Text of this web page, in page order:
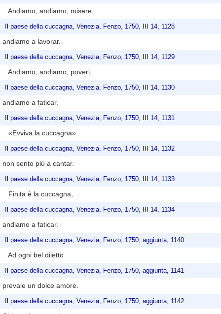
Andiamo, andiamo, misere,
Il paese della cuccagna, Venezia, Fenzo, 1750, III 14, 1128
andiamo a lavorar.
Il paese della cuccagna, Venezia, Fenzo, 1750, III 14, 1129
Andiamo, andiamo, poveri,
Il paese della cuccagna, Venezia, Fenzo, 1750, III 14, 1130
andiamo a faticar.
Il paese della cuccagna, Venezia, Fenzo, 1750, III 14, 1131
«Evviva la cuccagna»
Il paese della cuccagna, Venezia, Fenzo, 1750, III 14, 1132
non sento più a cantar.
Il paese della cuccagna, Venezia, Fenzo, 1750, III 14, 1133
Finita è la cuccagna,
Il paese della cuccagna, Venezia, Fenzo, 1750, III 14, 1134
andiamo a faticar.
Il paese della cuccagna, Venezia, Fenzo, 1750, aggiunta, 1140
Ad ogni bel diletto
Il paese della cuccagna, Venezia, Fenzo, 1750, aggiunta, 1141
prevale un dolce amore.
Il paese della cuccagna, Venezia, Fenzo, 1750, aggiunta, 1142